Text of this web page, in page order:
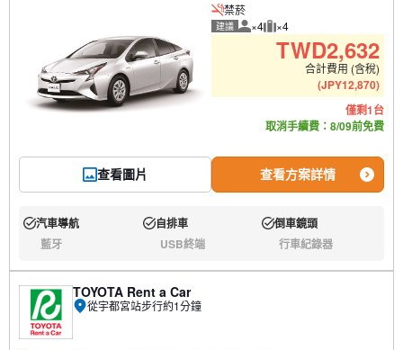
查看圖片
禁菸
建議 建議人數
×4 建議行李數量
×4
TWD2,632
合計費用 (含稅)
(JPY12,870)
僅剩1台
取消手續費：8/09前免費
查看方案詳情
有:汽車導航 有:自排車 有:倒車鏡頭
藍牙 USB終端 行車紀錄器
TOYOTA Rent a Car
從宇都宮站步行約1分鐘